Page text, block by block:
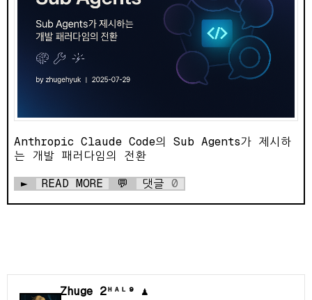
Anthropic Claude Code의 Sub Agents가 제시하
는 개발 패러다임의 전환
► READ MORE 💬 댓글 0
Zhuge 2ᴴᴬᴸ⁹ ♟